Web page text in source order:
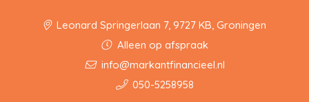
Leonard Springerlaan 7, 9727 KB, Groningen
Alleen op afspraak
info@markantfinancieel.nl
050-5258958